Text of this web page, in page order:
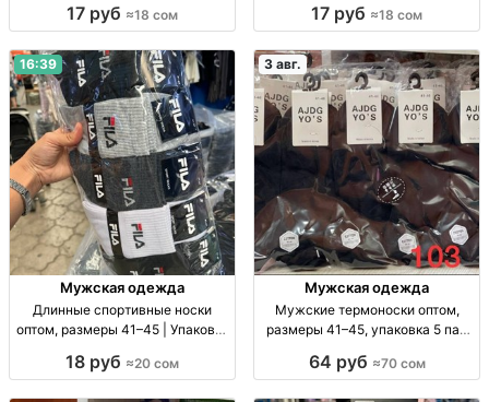
р 41–45, опт: 18 сом/пара, компл.
17 руб ≈18 сом
уп. 10 шт. — 180 сом
17 руб ≈18 сом
16:39
Мужская одежда
Длинные спортивные носки
оптом, размеры 41–45 | Упаковка
45, уп. 10 шт., 20 сом/уп.
18 руб ≈20 сом
3 авг.
Мужская одежда
Мужские термоноски оптом,
размеры 41–45, упаковка 5 пар
5 шт., опт.
64 руб ≈70 сом